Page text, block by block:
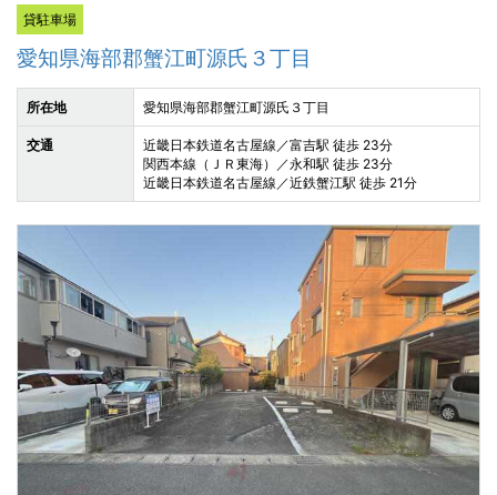
貸駐車場
愛知県海部郡蟹江町源氏３丁目
所在地 愛知県海部郡蟹江町源氏３丁目
交通
近畿日本鉄道名古屋線／富吉駅 徒歩 23分
関西本線（ＪＲ東海）／永和駅 徒歩 23分
近畿日本鉄道名古屋線／近鉄蟹江駅 徒歩 21分